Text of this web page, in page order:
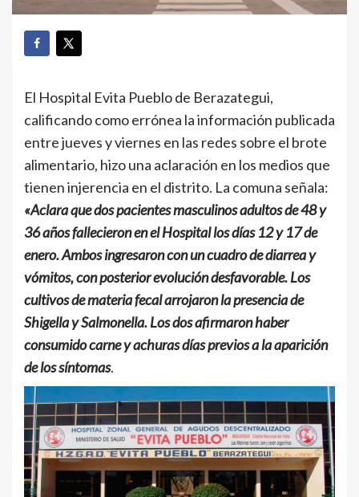
El Hospital Evita Pueblo de Berazategui,
calificando como errónea la información publicada
entre jueves y viernes en las redes sobre el brote
alimentario, hizo una aclaración en los medios que
tienen injerencia en el distrito. La comuna señala:
«Aclara que dos pacientes masculinos adultos de 48 y
36 años fallecieron en el Hospital los días 12 y 17 de
enero. Ambos ingresaron con un cuadro de diarrea y
vómitos, con posterior evolución desfavorable. Los
cultivos de materia fecal arrojaron la presencia de
Shigella y Salmonella. Los dos afirmaron haber
consumido carne y achuras días previos a la aparición
de los síntomas.